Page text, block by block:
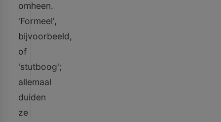
omheen.
'Formeel',
bijvoorbeeld,
of
'stutboog';
allemaal
duiden
ze